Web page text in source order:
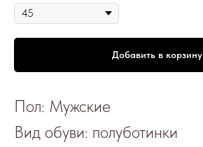
Добавить в корзину
Пол: Мужские
Вид обуви: полуботинки